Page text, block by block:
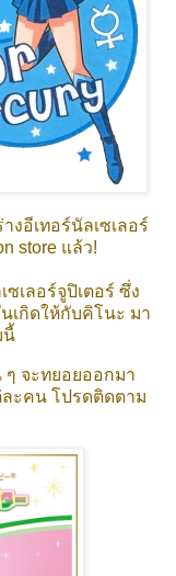
อีเทอร์นัลเซเลอร์
store แล้ว!
เลอร์จูปิเตอร์ ซึ่ง
เกิดให้กับคิโนะ มา
นี้
จะทยอยออกมา
ละคน โปรดติดตาม